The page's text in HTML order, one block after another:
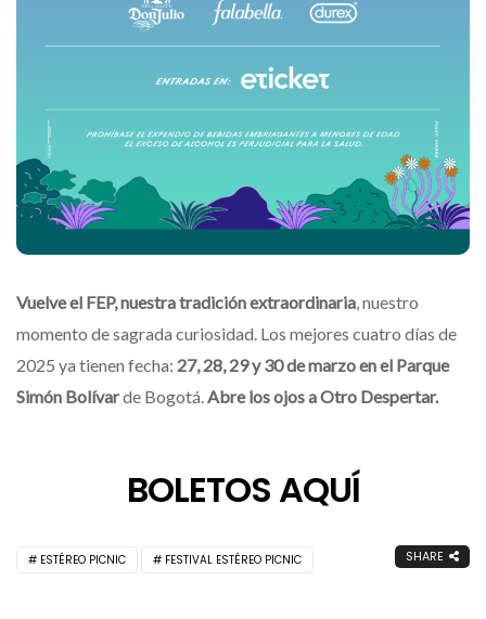
Vuelve el FEP, nuestra tradición extraordinaria , nuestro
momento de sagrada curiosidad. Los mejores cuatro días de
2025 ya tienen fecha: 27, 28, 29 y 30 de marzo en el Parque
Simón Bolívarde Bogotá. Abre los ojos a Otro Despertar.
BOLETOS AQUÍ
ESTÉREO PICNIC FESTIVAL ESTÉREO PICNIC SHARE